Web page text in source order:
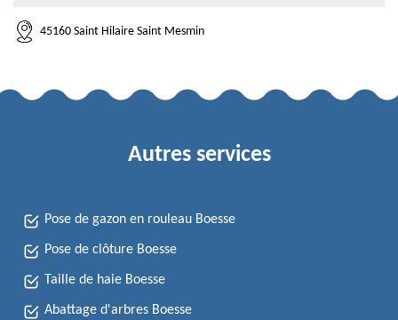
45160 Saint Hilaire Saint Mesmin
Autres services
Pose de gazon en rouleau Boesse
Pose de clôture Boesse
Taille de haie Boesse
Abattage d'arbres Boesse